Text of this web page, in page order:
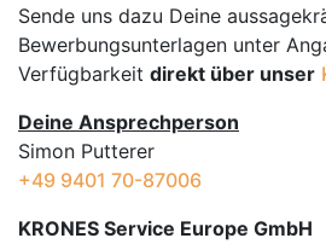
Sende uns dazu Deine
Bewerbungsunterlagen unter
Verfügbarkeit direkt über unser
Deine Ansprechperson
Simon Putterer
+49 9401 70-87006
KRONES Service Europe GmbH